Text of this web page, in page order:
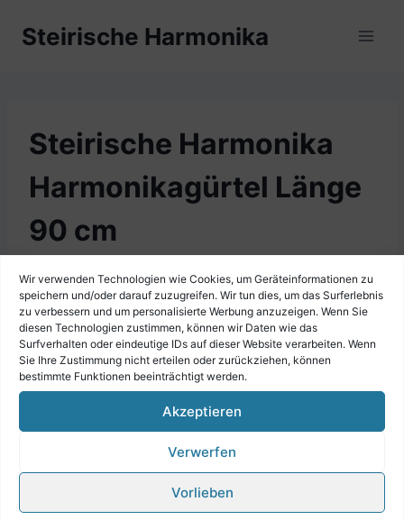
Wir verwenden Technologien wie Cookies, um Geräteinformationen zu
speichern und/oder darauf zuzugreifen. Wir tun dies, um das Surferlebnis
zu verbessern und um personalisierte Werbung anzuzeigen. Wenn Sie
diesen Technologien zustimmen, können wir Daten wie das
Surfverhalten oder eindeutige IDs auf dieser Website verarbeiten. Wenn
Sie Ihre Zustimmung nicht erteilen oder zurückziehen, können
bestimmte Funktionen beeinträchtigt werden.
Akzeptieren
Verwerfen
Vorlieben
InhaltSteirische Harmonika
Steirische Harmonika
Harmonikagürtel Länge
90 cm